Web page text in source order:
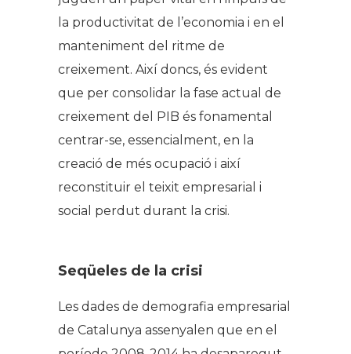
la productivitat de l’economia i en el
manteniment del ritme de
creixement. Així doncs, és evident
que per consolidar la fase actual de
creixement del PIB és fonamental
centrar-se, essencialment, en la
creació de més ocupació i així
reconstituir el teixit empresarial i
social perdut durant la crisi.
Seqüeles de la crisi
Les dades de demografia empresarial
de Catalunya assenyalen que en el